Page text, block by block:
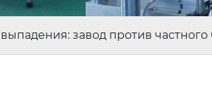
завод против частного